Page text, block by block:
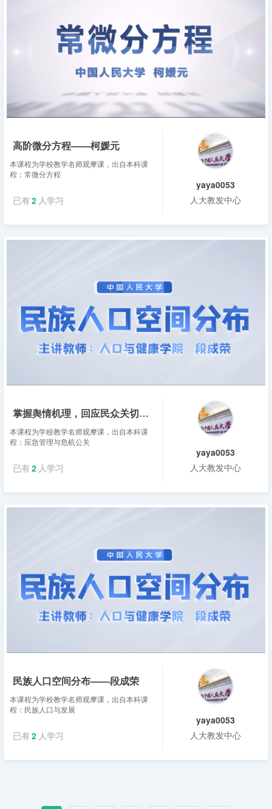
高阶微分方程——柯媛元
本课程为学校教学名师观摩课，出自本科课
程：常微分方程
已有2 人学习
yaya0053
人大教发中心
掌握舆情机理，回应民众关切——唐钧
本课程为学校教学名师观摩课，出自本科课
程：应急管理与危机公关
已有2 人学习
yaya0053
人大教发中心
民族人口空间分布——段成荣
本课程为学校教学名师观摩课，出自本科课
程：民族人口与发展
已有2 人学习
yaya0053
人大教发中心